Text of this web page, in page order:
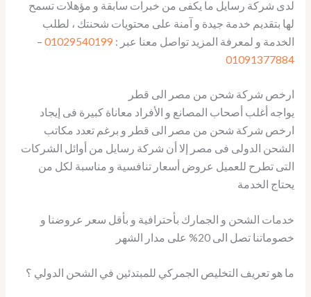
لدى شركة رسايل ما يكفى من خبرات سابقة و مؤهلات تسمح
لها بتقديم خدمة جيدة و آمنة على محتويات شحنتك ، لطلب
الخدمة و لمعرفة المزيد تواصل معنا عبر : 01029540199
–
01091377884
ارخص شركة شحن من مصر الى قطر
يواجه أغلب أصحاب المصانع و الأفراد معاناة كبيرة فى إيجاد
ارخص شركة شحن من مصر الى قطر و برغم تعدد مكاتب
الشحن الدولى فى مصر إلا أن شركة رسايل من أوائل الشركات
التى تطرح للعميل عروض أسعار تنافسية و مناسبة لكل من
يحتاج الخدمة
خدمات الشحن و الجمارك بأحترافية و بأقل سعر عروضنا و
خصوماتنا تصل الى 20% على مدار الشهر
ما هو تعريف التخليص الجمركي للمبتدئين في الشحن الدولي ؟